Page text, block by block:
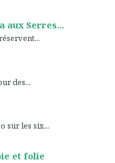
aux Serres...
des...
sur les six...
et folie